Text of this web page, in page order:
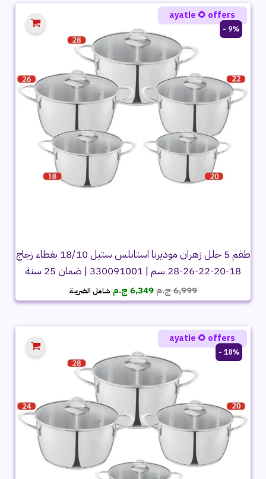
9% -
طقم 5 حلل زهران موديرنا استانلس ستيل 18/10 بغطاء زجاج
18-20-22-26-28 سم | 330091001 | ضمان 25 سنة
6,999ج.مالسعر
الأصلي
6,999 ج.م.
6,349 ج.م السعر
الحالي
6,349 ج.م.
شامل الضريبة
ayatie 🌻 offers
18% -
ayatie 🌻 offers